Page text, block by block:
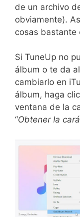
de un archivo
obviamente).
cosas bastante
Si TuneUp no
álbum o te da
cambiarlo en
álbum, haga
ventana de la
“Obtener la